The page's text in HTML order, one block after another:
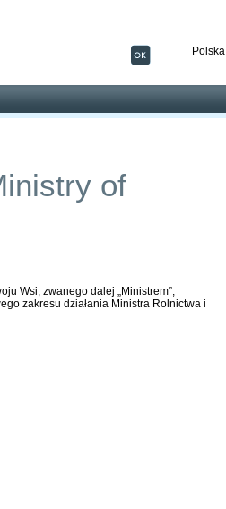
Polska
of
Wsi, zwanego dalej „Ministrem”,
zakresu działania Ministra Rolnictwa i